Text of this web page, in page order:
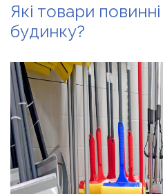
Які товари
будинку?